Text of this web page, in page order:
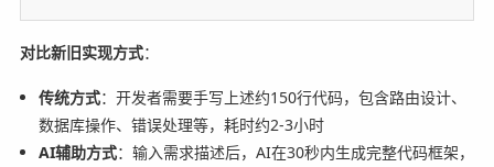
对比新旧实现方式：
传统方式：开发者需要手写上述约150行代码，包含路由设计、
数据库操作、错误处理等，耗时约2-3小时
AI辅助方式：输入需求描述后，AI在30秒内生成完整代码框架，